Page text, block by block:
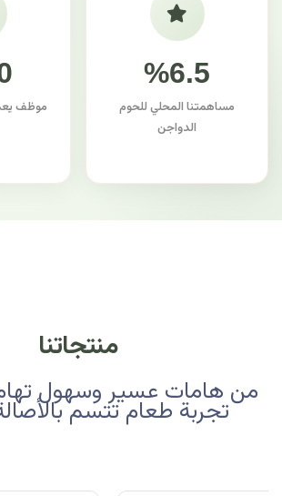
%6.5
مساهمتنا المحلي للحوم
الدواجن
موظف
منتجاتنا
من هامات عسير وسهول
تجربة طعام تتسم